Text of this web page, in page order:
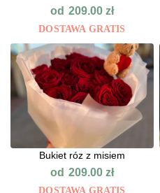
od 209.00 zł
DOSTAWA GRATIS
Bukiet róz z misiem
od 209.00 zł
DOSTAWA GRATIS